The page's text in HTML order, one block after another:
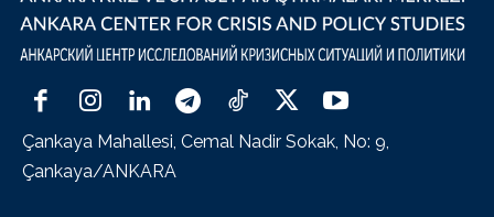
Çankaya Mahallesi, Cemal Nadir Sokak, No: 9,
Çankaya/ANKARA